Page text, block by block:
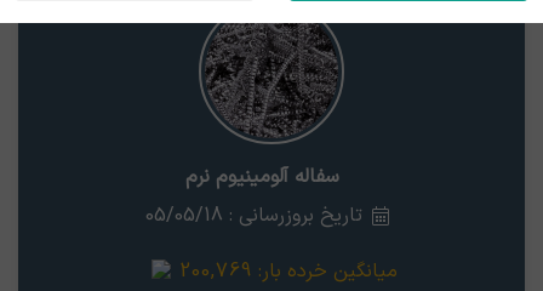
سفاله آلومینیوم نرم
تاریخ بروزرسانی : 05/05/18
میانگین خرده بار: 200,769